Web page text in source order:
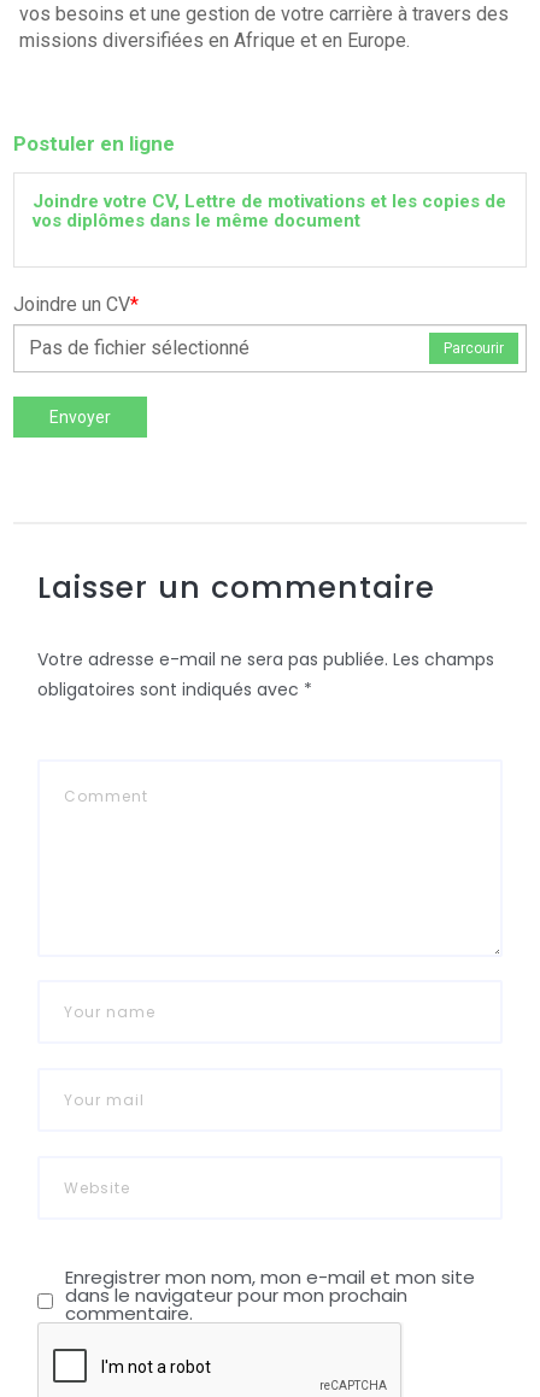
vos besoins et une gestion de votre carrière à travers des
missions diversifiées en Afrique et en Europe.
Postuler en ligne
Joindre votre CV, Lettre de motivations et les copies de
vos diplômes dans le même document
Joindre un CV*
Pas de fichier sélectionné
Parcourir
Envoyer
Laisser un commentaire
Votre adresse e-mail ne sera pas publiée. Les champs
obligatoires sont indiqués avec *
Enregistrer mon nom, mon e-mail et mon site
dans le navigateur pour mon prochain
commentaire.